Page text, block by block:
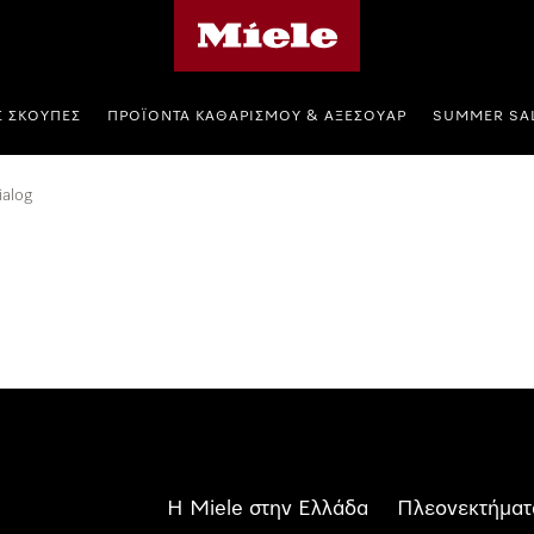
ΣΚΟΎΠΕΣ ΠΡΟΪΌΝΤΑ ΚΑΘΑΡΙΣΜΟΎ & ΑΞΕΣΟΥΆΡ SUMMER
Η Miele στην Ελλάδα